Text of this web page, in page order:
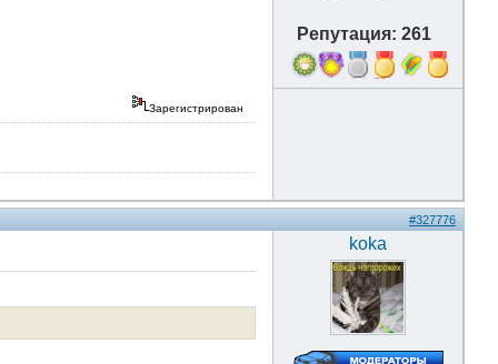
Репутация: 261
16
Зарегистрирован
#327776
koka